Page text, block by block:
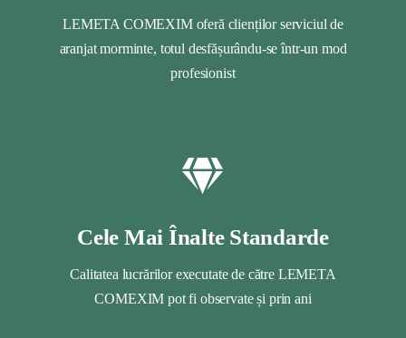
LEMETA COMEXIM oferă clienților serviciul de
aranjat morminte, totul desfășurându-se într-un mod
profesionist
Cele Mai Înalte Standarde
Calitatea lucrărilor executate de către LEMETA
COMEXIM pot fi observate și prin ani